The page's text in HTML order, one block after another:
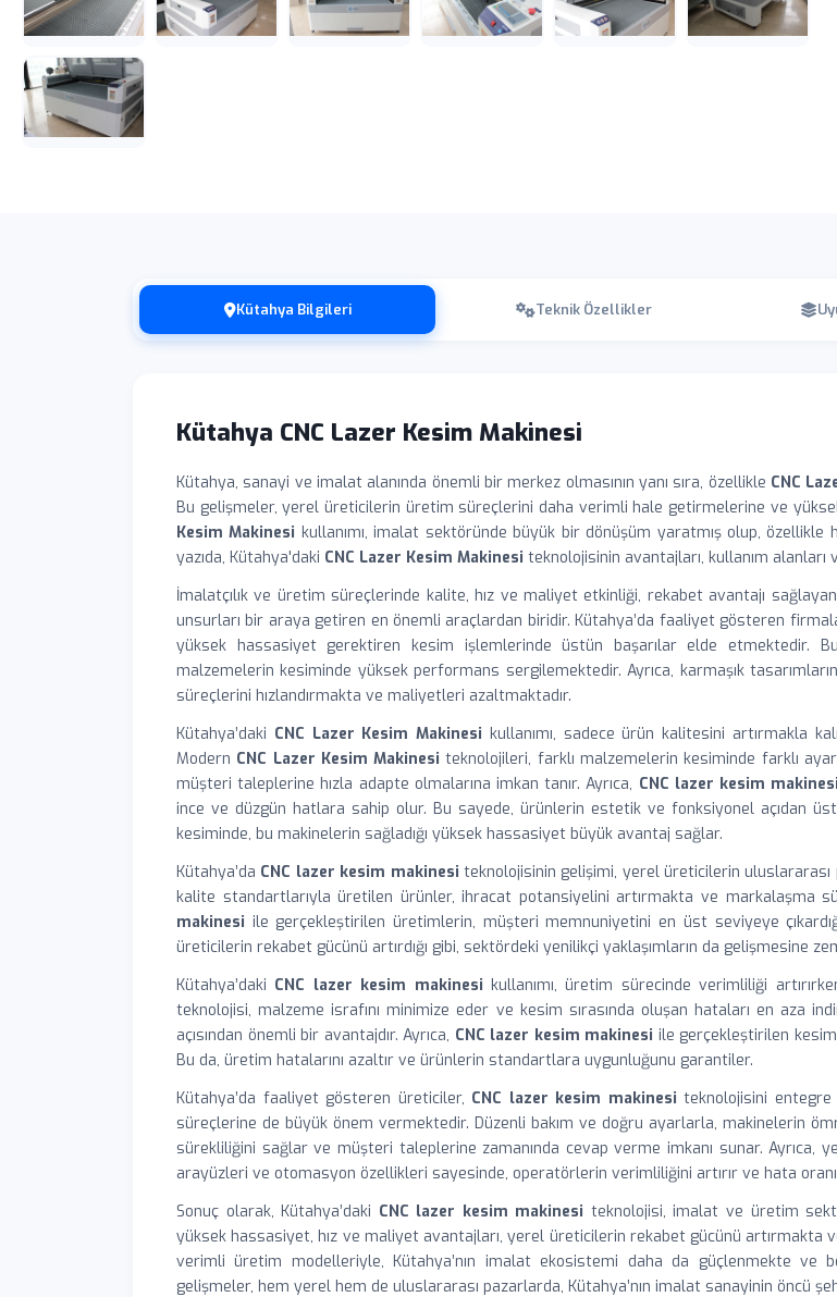
Kütahya Bilgileri Teknik Özellikler
Kütahya CNC Lazer Kesim Makinesi
Kütahya, sanayi ve imalat alanında önemli bir merkez olmasının yanı sıra, özellikle CNC
Bu gelişmeler, yerel üreticilerin üretim süreçlerini daha verimli hale getirmelerine ve
Kesim Makinesi kullanımı, imalat sektöründe büyük bir dönüşüm yaratmış olup,
yazıda, Kütahya'daki CNC Lazer Kesim Makinesi teknolojisinin avantajları, kullanım
İmalatçılık ve üretim süreçlerinde kalite, hız ve maliyet etkinliği, rekabet avantajı
unsurları bir araya getiren en önemli araçlardan biridir. Kütahya’da faaliyet gösteren
yüksek hassasiyet gerektiren kesim işlemlerinde üstün başarılar elde etmektedir.
malzemelerin kesiminde yüksek performans sergilemektedir. Ayrıca, karmaşık
süreçlerini hızlandırmakta ve maliyetleri azaltmaktadır.
Kütahya’daki CNC Lazer Kesim Makinesi kullanımı, sadece ürün kalitesini artırmakla
Modern CNC Lazer Kesim Makinesi teknolojileri, farklı malzemelerin kesiminde farklı
müşteri taleplerine hızla adapte olmalarına imkan tanır. Ayrıca, CNC lazer kesim makinesi
ince ve düzgün hatlara sahip olur. Bu sayede, ürünlerin estetik ve fonksiyonel açıdan
kesiminde, bu makinelerin sağladığı yüksek hassasiyet büyük avantaj sağlar.
Kütahya’da CNC lazer kesim makinesi teknolojisinin gelişimi, yerel üreticilerin uluslararası
kalite standartlarıyla üretilen ürünler, ihracat potansiyelini artırmakta ve markalaşma
makinesi ile gerçekleştirilen üretimlerin, müşteri memnuniyetini en üst seviyeye
üreticilerin rekabet gücünü artırdığı gibi, sektördeki yenilikçi yaklaşımların da gelişmesine
Kütahya’daki CNC lazer kesim makinesi kullanımı, üretim sürecinde verimliliği
teknolojisi, malzeme israfını minimize eder ve kesim sırasında oluşan hataları en aza
açısından önemli bir avantajdır. Ayrıca, CNC lazer kesim makinesi ile gerçekleştirilen
Bu da, üretim hatalarını azaltır ve ürünlerin standartlara uygunluğunu garantiler.
Kütahya’da faaliyet gösteren üreticiler, CNC lazer kesim makinesi teknolojisini entegre
süreçlerine de büyük önem vermektedir. Düzenli bakım ve doğru ayarlarla, makinelerin
sürekliliğini sağlar ve müşteri taleplerine zamanında cevap verme imkanı sunar. Ayrıca,
arayüzleri ve otomasyon özellikleri sayesinde, operatörlerin verimliliğini artırır ve hata
Sonuç olarak, Kütahya’daki CNC lazer kesim makinesi teknolojisi, imalat ve üretim
yüksek hassasiyet, hız ve maliyet avantajları, yerel üreticilerin rekabet gücünü artırmakta
verimli üretim modelleriyle, Kütahya’nın imalat ekosistemi daha da güçlenmekte ve
gelişmeler, hem yerel hem de uluslararası pazarlarda, Kütahya’nın imalat sanayinin öncü